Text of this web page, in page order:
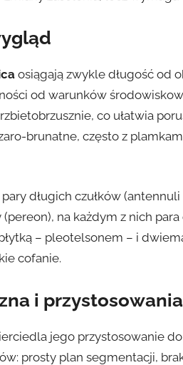
osiągają zwykle długość od
od warunków
co ułatwia
brunatne, często z
pary długich czułków
na każdym z nich
– pleotelsonem – i
cofanie.
i przystosowania
jego przystosowanie
prosty plan segmentacji,